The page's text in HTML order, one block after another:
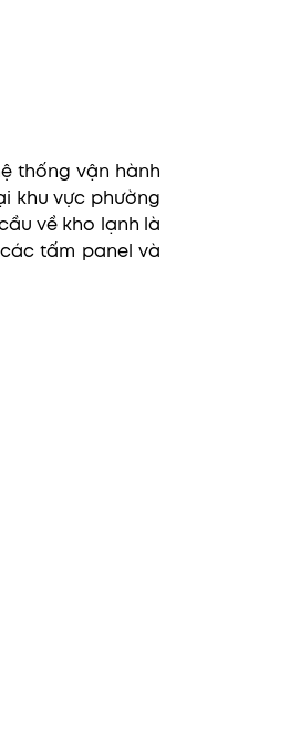
thống vận hành
khu vực phường
về kho lạnh là
tấm panel và